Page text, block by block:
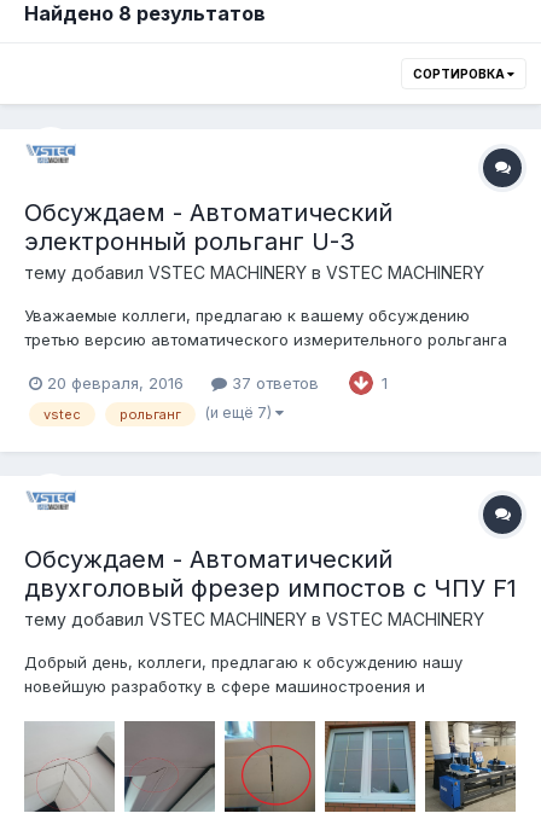
Найдено 8 результатов
СОРТИРОВКА
Обсуждаем - Автоматический
электронный рольганг U-3
тему добавил VSTEC MACHINERY в VSTEC MACHINERY
Уважаемые коллеги, предлагаю к вашему обсуждению
третью версию автоматического измерительного рольганга
своей стороны с радостью ответим на все ваши вопросы,
предложения по доработке как интерфейса, электрики,
20 февраля, 2016 37 ответов 1
vstec рольганг (и ещё 7)
Обсуждаем - Автоматический
двухголовый фрезер импостов с ЧПУ F1
тему добавил VSTEC MACHINERY в VSTEC MACHINERY
Добрый день, коллеги, предлагаю к обсуждению нашу
новейшую разработку в сфере машиностроения и
импостов с числовым программным управлением VSTEC F1
Станок прошел испытания в полевых условиях на площадях
оконного завода Лабрадор в Санкт-Пет...